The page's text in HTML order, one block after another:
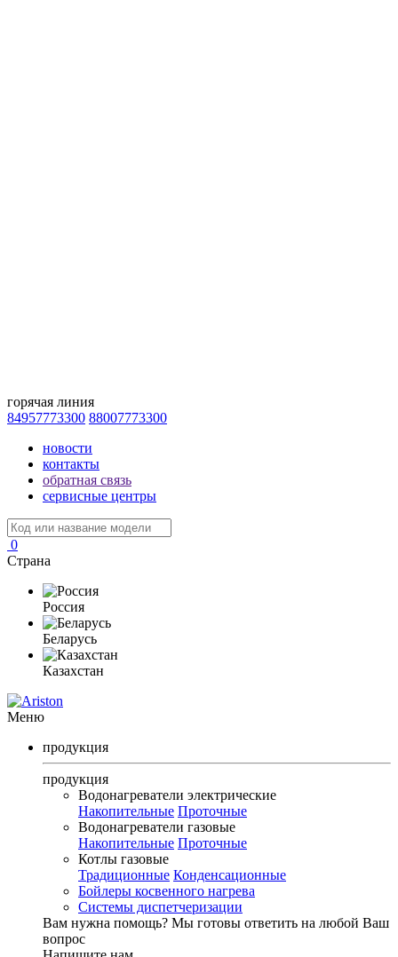
горячая линия
84957773300 88007773300
новости
контакты
обратная связь
сервисные центры
0
Страна
Россия
Беларусь
Казахстан
Меню
продукция
продукция
Водонагреватели электрические
Накопительные Проточные
Водонагреватели газовые
Накопительные Проточные
Котлы газовые
Традиционные Конденсационные
Бойлеры косвенного нагрева
Системы диспетчеризации
Вам нужна помощь? Мы готовы ответить на любой Ваш
вопрос